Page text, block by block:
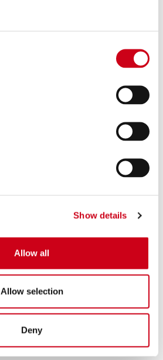
Show details
Allow all
Allow selection
Deny
DETTAGLI